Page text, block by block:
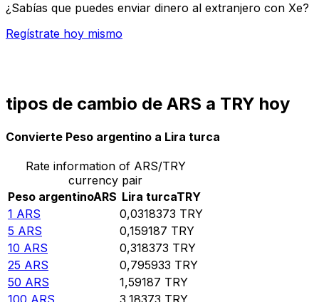
¿Sabías que puedes enviar dinero al extranjero con Xe?
Regístrate hoy mismo
tipos de cambio de ARS a TRY hoy
Convierte Peso argentino a Lira turca
Rate information of ARS/TRY
currency pair
Peso argentinoARS Lira turcaTRY
1 ARS 0,0318373 TRY
5 ARS 0,159187 TRY
10 ARS 0,318373 TRY
25 ARS 0,795933 TRY
50 ARS 1,59187 TRY
100 ARS 3,18373 TRY